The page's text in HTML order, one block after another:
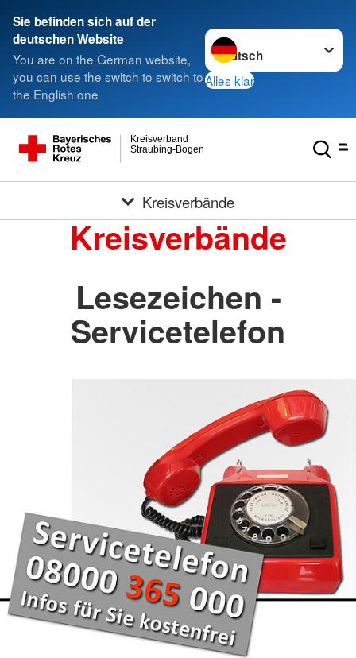
Sie befinden sich auf der
deutschen Website
You are on the German website,
you can use the switch to switch to
the English one
Sprache wechseln zu
Alles klar
Straubing-Bogen
Kreisverband
Kreisverbände
Kreisverbände
Lesezeichen -
Servicetelefon